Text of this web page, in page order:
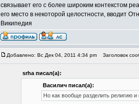
связывает его с более широким контекстом
его место в некоторой целостности, вводит
Википедия
Добавлено: Вс Дек 04, 2011 4:34 pm Заголовок
srha писал(а):
Василич писал(а):
Но как вообще разделить религию